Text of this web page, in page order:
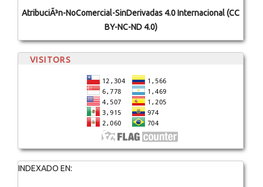
AtribuciÃ³n-NoComercial-SinDerivadas 4.0 Internacional (CC
BY-NC-ND 4.0)
VISITORS
INDEXADO EN: